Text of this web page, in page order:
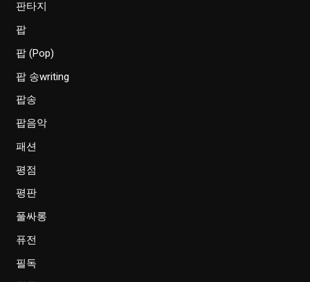
판타지
팝
팝 (Pop)
팝 송writing
팝송
팝음악
패션
평점
평판
풀싸롱
퓨전
필독